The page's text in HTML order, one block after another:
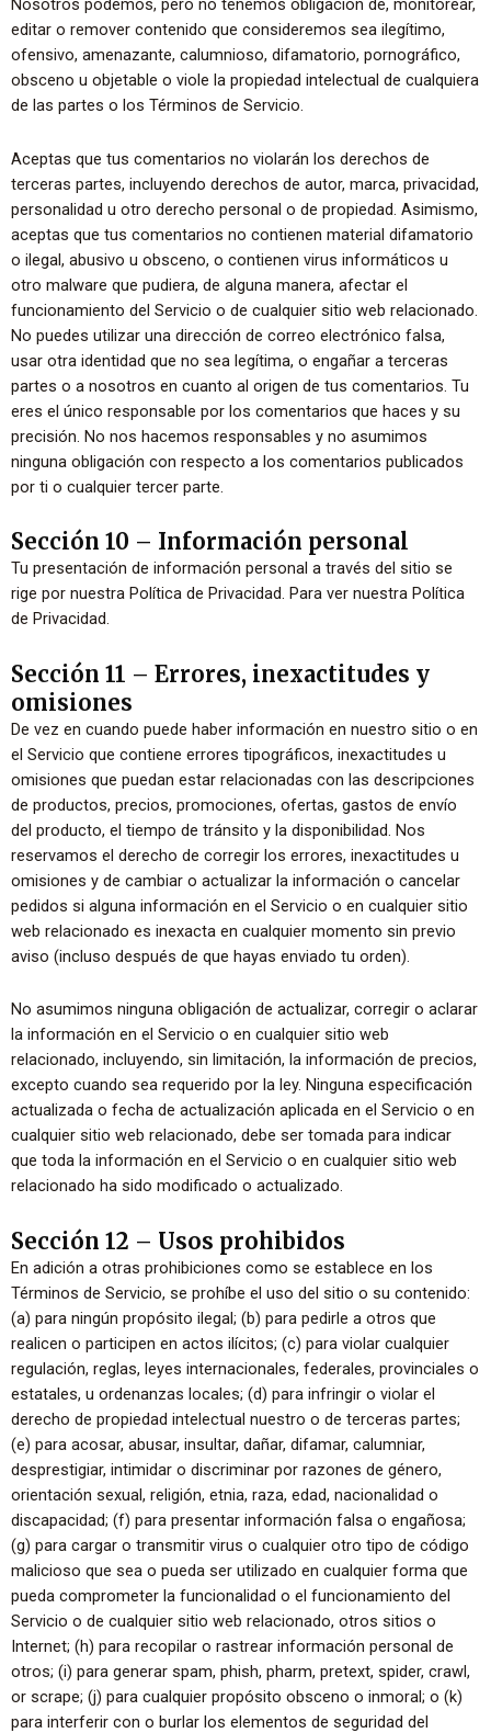
Nosotros podemos, pero no tenemos obligación de, monitorear,
editar o remover contenido que consideremos sea ilegítimo,
ofensivo, amenazante, calumnioso, difamatorio, pornográfico,
obsceno u objetable o viole la propiedad intelectual de cualquiera
de las partes o los Términos de Servicio.
Aceptas que tus comentarios no violarán los derechos de
terceras partes, incluyendo derechos de autor, marca, privacidad,
personalidad u otro derecho personal o de propiedad. Asimismo,
aceptas que tus comentarios no contienen material difamatorio
o ilegal, abusivo u obsceno, o contienen virus informáticos u
otro malware que pudiera, de alguna manera, afectar el
funcionamiento del Servicio o de cualquier sitio web relacionado.
No puedes utilizar una dirección de correo electrónico falsa,
usar otra identidad que no sea legítima, o engañar a terceras
partes o a nosotros en cuanto al origen de tus comentarios. Tu
eres el único responsable por los comentarios que haces y su
precisión. No nos hacemos responsables y no asumimos
ninguna obligación con respecto a los comentarios publicados
por ti o cualquier tercer parte.
Sección 10 – Información personal
Tu presentación de información personal a través del sitio se
rige por nuestra Política de Privacidad. Para ver nuestra Política
de Privacidad.
Sección 11 – Errores, inexactitudes y
omisiones
De vez en cuando puede haber información en nuestro sitio o en
el Servicio que contiene errores tipográficos, inexactitudes u
omisiones que puedan estar relacionadas con las descripciones
de productos, precios, promociones, ofertas, gastos de envío
del producto, el tiempo de tránsito y la disponibilidad. Nos
reservamos el derecho de corregir los errores, inexactitudes u
omisiones y de cambiar o actualizar la información o cancelar
pedidos si alguna información en el Servicio o en cualquier sitio
web relacionado es inexacta en cualquier momento sin previo
aviso (incluso después de que hayas enviado tu orden).
No asumimos ninguna obligación de actualizar, corregir o aclarar
la información en el Servicio o en cualquier sitio web
relacionado, incluyendo, sin limitación, la información de precios,
excepto cuando sea requerido por la ley. Ninguna especificación
actualizada o fecha de actualización aplicada en el Servicio o en
cualquier sitio web relacionado, debe ser tomada para indicar
que toda la información en el Servicio o en cualquier sitio web
relacionado ha sido modificado o actualizado.
Sección 12 – Usos prohibidos
En adición a otras prohibiciones como se establece en los
Términos de Servicio, se prohíbe el uso del sitio o su contenido:
(a) para ningún propósito ilegal; (b) para pedirle a otros que
realicen o participen en actos ilícitos; (c) para violar cualquier
regulación, reglas, leyes internacionales, federales, provinciales o
estatales, u ordenanzas locales; (d) para infringir o violar el
derecho de propiedad intelectual nuestro o de terceras partes;
(e) para acosar, abusar, insultar, dañar, difamar, calumniar,
desprestigiar, intimidar o discriminar por razones de género,
orientación sexual, religión, etnia, raza, edad, nacionalidad o
discapacidad; (f) para presentar información falsa o engañosa;
(g) para cargar o transmitir virus o cualquier otro tipo de código
malicioso que sea o pueda ser utilizado en cualquier forma que
pueda comprometer la funcionalidad o el funcionamiento del
Servicio o de cualquier sitio web relacionado, otros sitios o
Internet; (h) para recopilar o rastrear información personal de
otros; (i) para generar spam, phish, pharm, pretext, spider, crawl,
or scrape; (j) para cualquier propósito obsceno o inmoral; o (k)
para interferir con o burlar los elementos de seguridad del